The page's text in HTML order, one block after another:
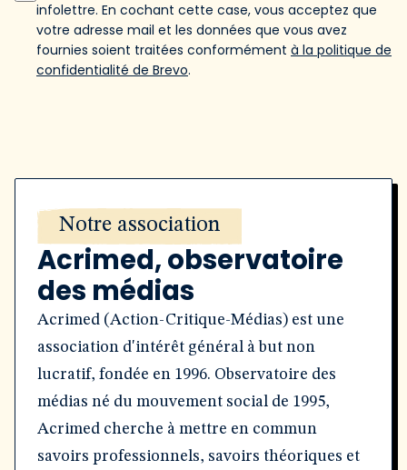
infolettre. En cochant cette case, vous acceptez que
votre adresse mail et les données que vous avez
fournies soient traitées conformément à la politique de
confidentialité de Brevo.
Notre association
Acrimed, observatoire
des médias
Acrimed (Action-Critique-Médias) est une
association d'intérêt général à but non
lucratif, fondée en 1996. Observatoire des
médias né du mouvement social de 1995,
Acrimed cherche à mettre en commun
savoirs professionnels, savoirs théoriques et